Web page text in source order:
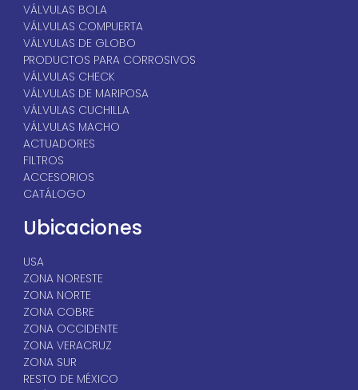
VÁLVULAS BOLA
VÁLVULAS COMPUERTA
VÁLVULAS DE GLOBO
PRODUCTOS PARA CORROSIVOS
VÁLVULAS CHECK
VÁLVULAS DE MARIPOSA
VÁLVULAS CUCHILLA
VÁLVULAS MACHO
ACTUADORES
FILTROS
ACCESORIOS
CATÁLOGO
Ubicaciones
USA
ZONA NORESTE
ZONA NORTE
ZONA COBRE
ZONA OCCIDENTE
ZONA VERACRUZ
ZONA SUR
RESTO DE MÉXICO